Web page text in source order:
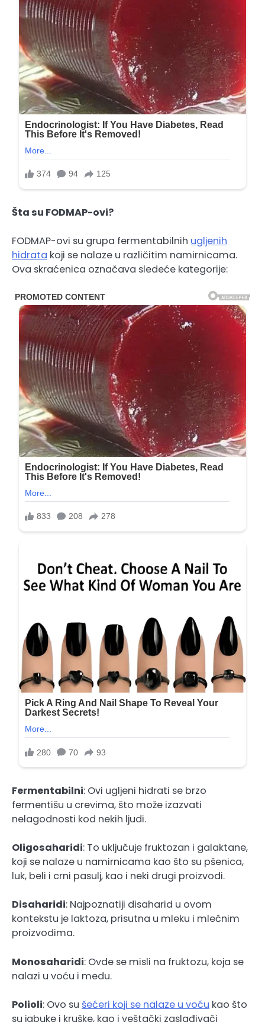
Šta su FODMAP-ovi?
FODMAP-ovi su grupa fermentabilnih ugljenih
hidrata koji se nalaze u različitim namirnicama.
Ova skraćenica označava sledeće kategorije:
Fermentabilni: Ovi ugljeni hidrati se brzo
fermentišu u crevima, što može izazvati
nelagodnosti kod nekih ljudi.
Oligosaharidi: To uključuje fruktozan i galaktane,
koji se nalaze u namirnicama kao što su pšenica,
luk, beli i crni pasulj, kao i neki drugi proizvodi.
Disaharidi: Najpoznatiji disaharid u ovom
kontekstu je laktoza, prisutna u mleku i mlečnim
proizvodima.
Monosaharidi: Ovde se misli na fruktozu, koja se
nalazi u voću i medu.
Polioli: Ovo su šećeri koji se nalaze u voću kao što
su jabuke i kruške, kao i veštački zaslađivači